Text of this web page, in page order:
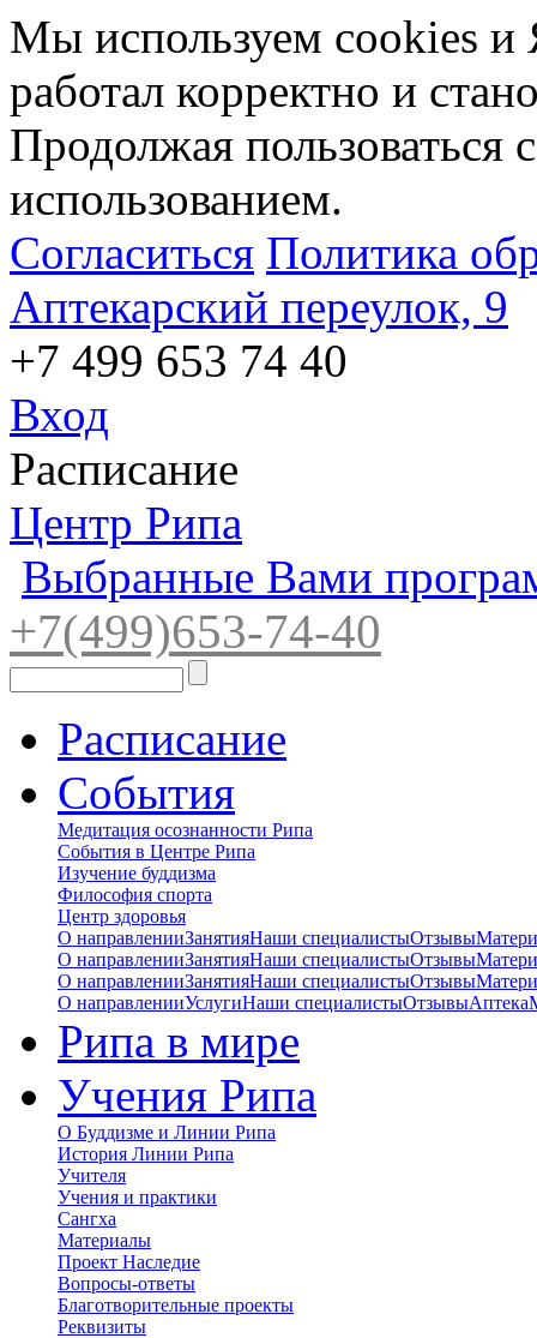
Мы используем cookies и
работал корректно и
Продолжая пользоваться
использованием.
Согласиться Политика
Аптекарский переулок, 9
+7 499 653 74 40
Вход
Расписание
Центр Рипа
Выбранные Вами
+7(499)653-74-40
Расписание
События
Медитация осознанности Рипа
События в Центре Рипа
Изучение буддизма
Философия спорта
Центр здоровья
О направленииЗанятияНаши специалистыОтзывы
О направленииЗанятияНаши специалистыОтзывы
О направленииЗанятияНаши специалистыОтзывы
О направленииУслугиНаши специалистыОтзывыАптека
Рипа в мире
Учения Рипа
О Буддизме и Линии Рипа
История Линии Рипа
Учителя
Учения и практики
Сангха
Материалы
Проект Наследие
Вопросы-ответы
Благотворительные проекты
Реквизиты